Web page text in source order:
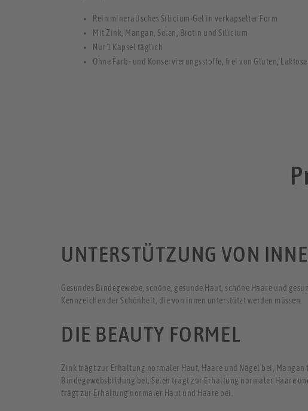
Rein mineralisches Silicium-Gel in verkapselter Form
Mit Zink, Mangan, Selen, Biotin und Silicium
Nur 1 Kapsel täglich
Ohne Farb- und Konservierungsstoffe, frei von Gluten,
UNTERSTÜTZUNG VON
Gesundes Bindegewebe, schöne, gesunde Haut, schöne Haare und
Kennzeichen der Schönheit, die von innen unterstützt werden müssen.
DIE BEAUTY FORMEL
Zink trägt zur Erhaltung normaler Haut, Haare und Nägel bei,
Bindegewebsbildung bei, Selen trägt zur Erhaltung normaler Haare
trägt zur Erhaltung normaler Haut und Haare bei.